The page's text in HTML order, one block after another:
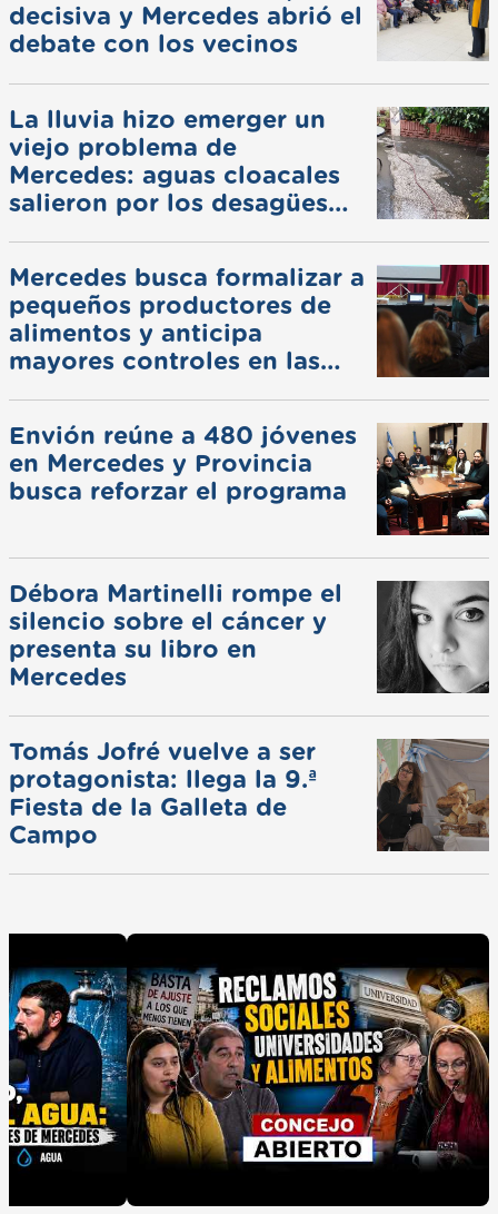
decisiva y Mercedes abrió el
debate con los vecinos
La lluvia hizo emerger un
viejo problema de
Mercedes: aguas cloacales
salieron por los desagües
Mercedes busca formalizar a
pequeños productores de
alimentos y anticipa
mayores controles en las
Envión reúne a 480 jóvenes
en Mercedes y Provincia
busca reforzar el programa
Débora Martinelli rompe el
silencio sobre el cáncer y
presenta su libro en
Mercedes
Tomás Jofré vuelve a ser
protagonista: llega la 9.ª
Fiesta de la Galleta de
Campo